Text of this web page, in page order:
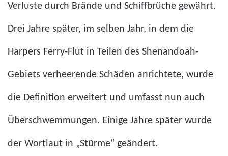
Verluste durch Brände und Schiffbrüche gewährt.
Drei Jahre später, im selben Jahr, in dem die
Harpers Ferry-Flut in Teilen des Shenandoah-
Gebiets verheerende Schäden anrichtete, wurde
die Definition erweitert und umfasst nun auch
Überschwemmungen. Einige Jahre später wurde
der Wortlaut in „Stürme“ geändert.